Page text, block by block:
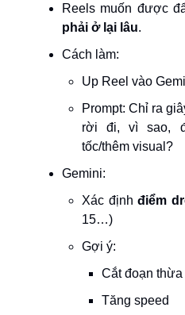
Reels muốn được
phải ở lại lâu.
Cách làm:
Up Reel vào
Prompt: Chỉ ra
rời đi, vì sao,
tốc/thêm visual?
Gemini:
Xác địnhđiểm
15…)
Gợi ý:
Cắt đoạn thừa
Tăng speed